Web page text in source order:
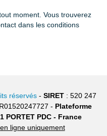
moment. Vous trouverez
dans les conditions
réservés - SIRET : 520 247
- Plateforme
PORTET PDC - France
ligne uniquement